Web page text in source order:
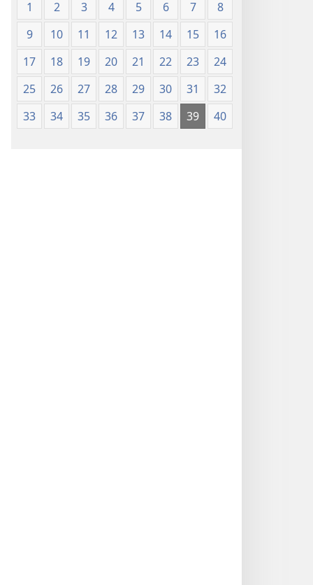
1 2 3 4 5 6 7
8
9
10 11 12 13 14 15
16
17
18 19 20 21 22 23
24
25
26 27 28 29 30 31
32
33
34 35 36 37 38 39 40